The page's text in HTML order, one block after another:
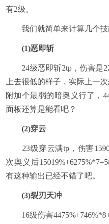
有2级。
我们就简单来计算几个技
(1)恶即斩
24级恶即斩2tp，伤害是
上去很低的样子，实际上一
附加个最弱的暗奥义行了，
面板还算是能看吧？
(2)穿云
23级穿云满tp，伤害
次奥义后
有这种输出已经不错了吧。
(3)裂刃天冲
16级伤害